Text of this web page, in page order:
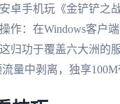
卓手机玩《金铲铲之
作：在Windows客户
功于覆盖六大洲的
量中剥离，独享